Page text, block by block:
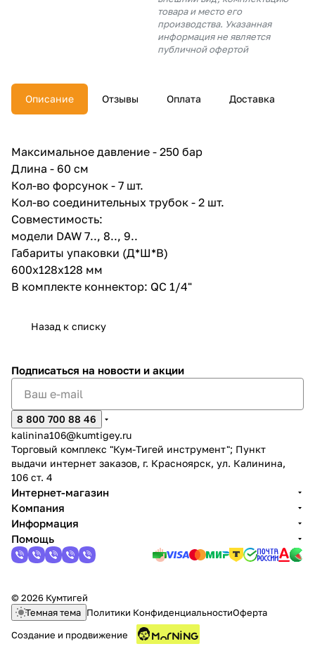
товара и место его
производства. Указанная
информация не является
публичной офертой
Описание Отзывы Оплата Доставка
Максимальное давление - 250 бар
Длина - 60 см
Кол-во форсунок - 7 шт.
Кол-во соединительных трубок - 2 шт.
Совместимость:
модели DAW 7.., 8.., 9..
Габариты упаковки (Д*Ш*В)
600х128х128 мм
В комплекте коннектор: QC 1/4"
Назад к списку
Подписаться на новости и акции
8 800 700 88 46
kalinina106@kumtigey.ru
Торговый комплекс "Кум-Тигей инструмент"; Пункт
выдачи интернет заказов, г. Красноярск, ул. Калинина,
106 ст. 4
Интернет-магазин
Компания
Информация
Помощь
© 2026 Кумтигей
Темная тема Политики КонфиденциальностиОферта
Создание и продвижение
недели
раз в 2 недели
plait.ru